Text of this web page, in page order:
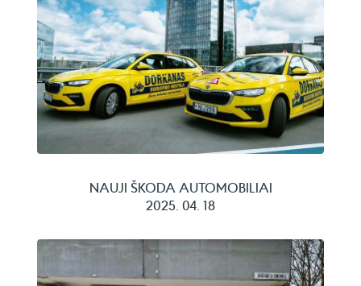
NAUJI ŠKODA AUTOMOBILIAI
2025. 04. 18